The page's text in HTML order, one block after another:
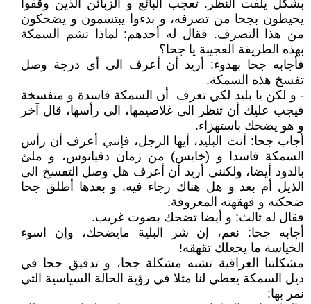
بشكل يلفت النظر. تعجب البائع و الزبائن الذين وقفوا
يحيطون بجحا من تصرفه، و بدءوا يبتسمون و يضحكون
من هذا التصرف. فقال له أحدهم: لماذا تشم السمكة
بهذه الطريقة العجيبة يا جحا؟
فأجابه جحا بهدوء: أريد أن أعرف الى أي درجة وصل
تفسخ هذه السمكة.
- و لكن يا بليد لكي تعرف أن السمكة فاسدة و متفسخة
فيجب عليك أن تنظر الى غلاصيمها، الى رأسها، قال آخر
و هو يضحك باستهزاء.
أجاب جحا: أنت البليد، أيها الرجل، فإنني أعرف أن رأس
السمكة فاسدا و (خايس) من زمان دقيانوس، و ملئ
بالدود أيضا، ولكنني أريد أن أعرف هل وصل التفسخ الى
الذيل أم بعد و هل هناك رجاء فيه. و بعدها أطلق جحا
ضحكته و قهقهته المعروفة.
فقال له ثالث: و أيضا تضحك بصوت غريب.
أجابه جحا: نعم، إن شر البلية مايضحك، وإن اسوء
الخياسة ما يجعلك تقهقه!
مشكلتنا العراقية تشبه مشكلة جحا، و تدقيق جحا في
ذيل السمكة يعطي لنا مثلا في رؤية الحالة السياسية التي
نمر بها: